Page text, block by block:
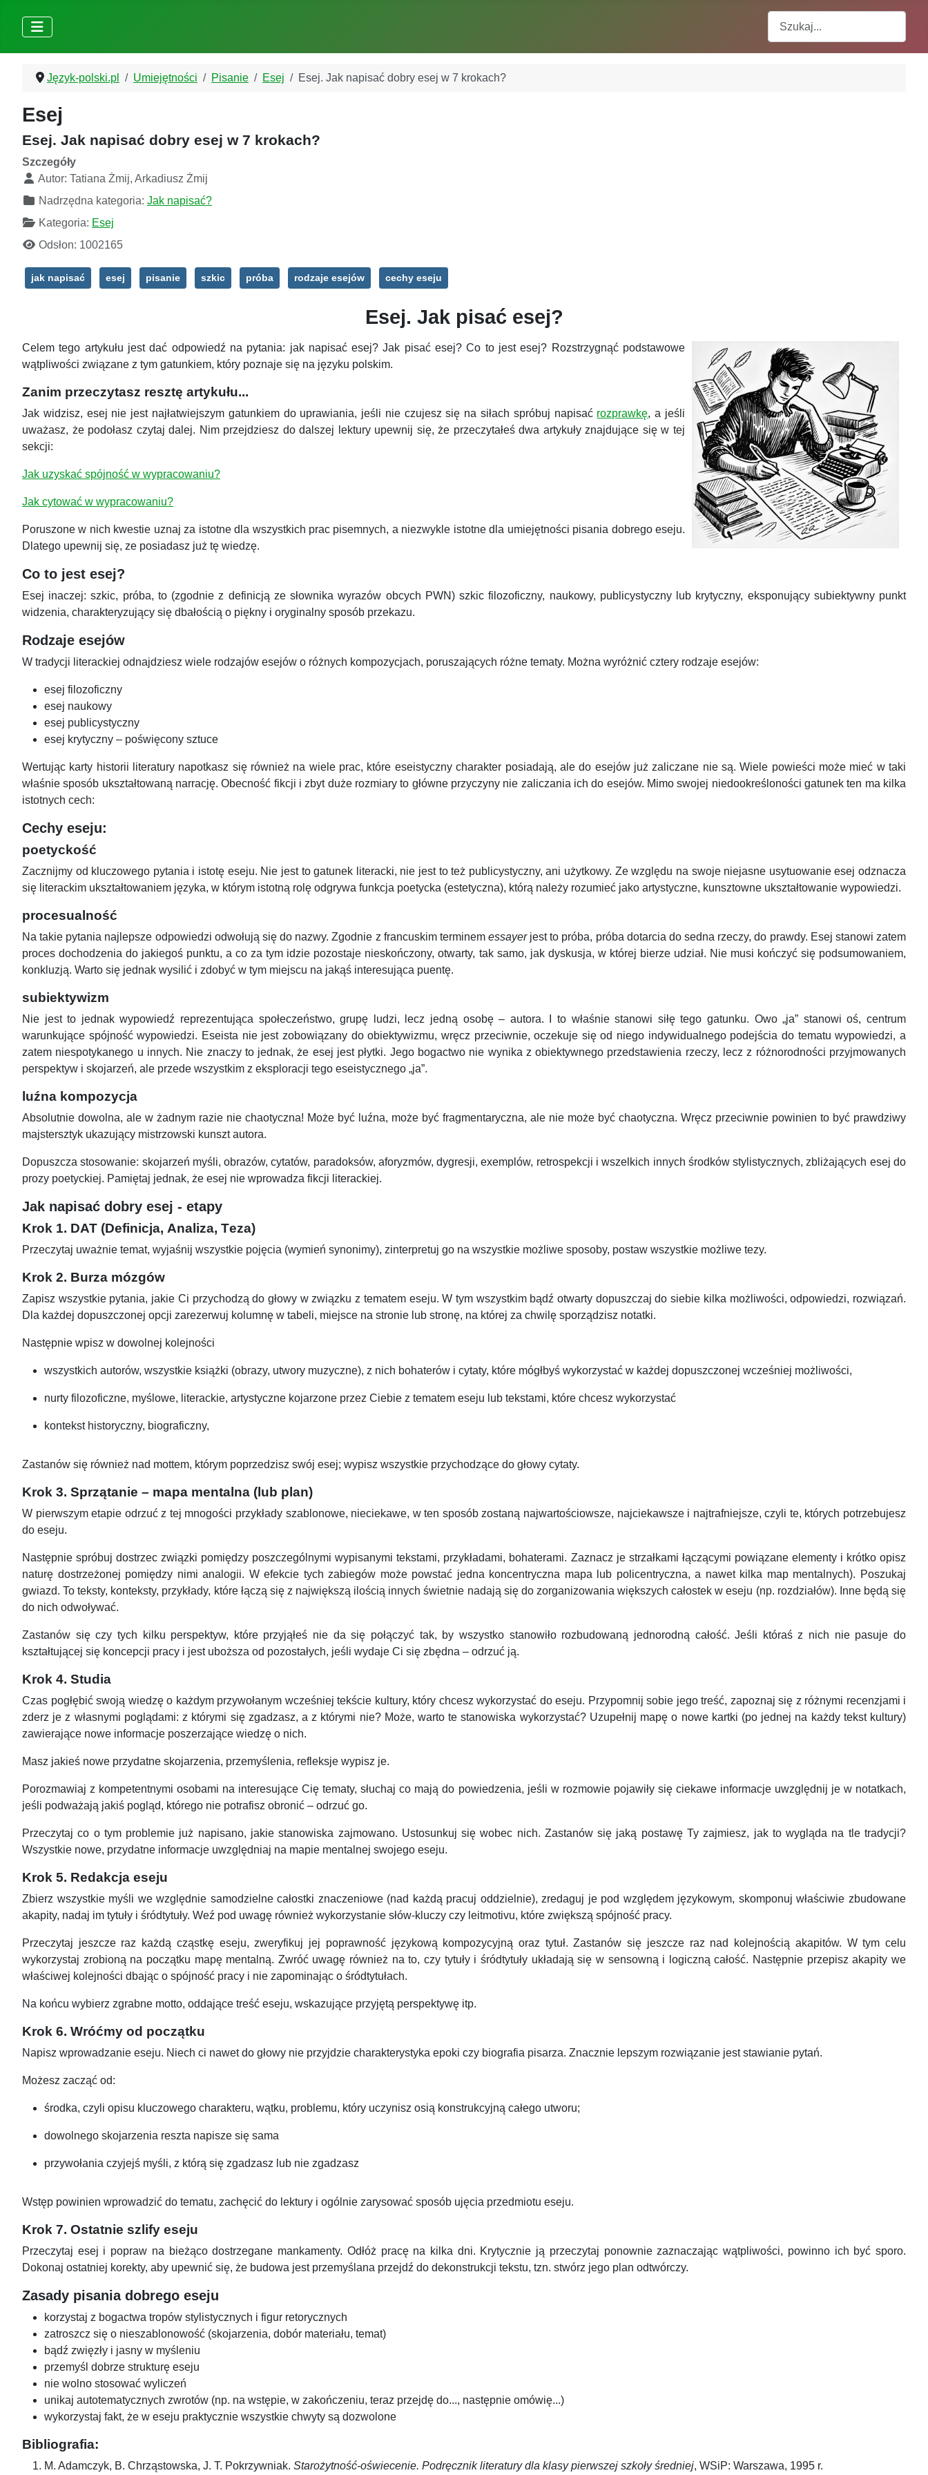
Język-polski.pl Umiejętności Pisanie Esej Esej. Jak napisać dobry esej w 7 krokach?
Esej
Esej. Jak napisać dobry esej w 7 krokach?
Szczegóły
Autor: Tatiana Żmij, Arkadiusz Żmij
Nadrzędna kategoria: Jak napisać?
Kategoria: Esej
Odsłon: 1002165
jak napisać esej pisanie szkic próba rodzaje esejów cechy eseju
Esej. Jak pisać esej?
Celem tego artykułu jest dać odpowiedź na pytania: jak napisać esej? Jak pisać esej? Co to jest esej? Rozstrzygnąć podstawowe
wątpliwości związane z tym gatunkiem, który poznaje się na języku polskim.
Zanim przeczytasz resztę artykułu...
Jak widzisz, esej nie jest najłatwiejszym gatunkiem do uprawiania, jeśli nie czujesz się na siłach spróbuj napisać rozprawkę, a jeśli
uważasz, że podołasz czytaj dalej. Nim przejdziesz do dalszej lektury upewnij się, że przeczytałeś dwa artykuły znajdujące się w tej
sekcji:
Jak uzyskać spójność w wypracowaniu?
Jak cytować w wypracowaniu?
Poruszone w nich kwestie uznaj za istotne dla wszystkich prac pisemnych, a niezwykle istotne dla umiejętności pisania dobrego eseju.
Dlatego upewnij się, ze posiadasz już tę wiedzę.
Co to jest esej?
Esej inaczej: szkic, próba, to (zgodnie z definicją ze słownika wyrazów obcych PWN) szkic filozoficzny, naukowy, publicystyczny lub krytyczny, eksponujący subiektywny punkt
widzenia, charakteryzujący się dbałością o piękny i oryginalny sposób przekazu.
Rodzaje esejów
W tradycji literackiej odnajdziesz wiele rodzajów esejów o różnych kompozycjach, poruszających różne tematy. Można wyróżnić cztery rodzaje esejów:
esej filozoficzny
esej naukowy
esej publicystyczny
esej krytyczny – poświęcony sztuce
Wertując karty historii literatury napotkasz się również na wiele prac, które eseistyczny charakter posiadają, ale do esejów już zaliczane nie są. Wiele powieści może mieć w taki
właśnie sposób ukształtowaną narrację. Obecność fikcji i zbyt duże rozmiary to główne przyczyny nie zaliczania ich do esejów. Mimo swojej niedookreśloności gatunek ten ma kilka
istotnych cech:
Cechy eseju:
poetyckość
Zacznijmy od kluczowego pytania i istotę eseju. Nie jest to gatunek literacki, nie jest to też publicystyczny, ani użytkowy. Ze względu na swoje niejasne usytuowanie esej odznacza
się literackim ukształtowaniem języka, w którym istotną rolę odgrywa funkcja poetycka (estetyczna), którą należy rozumieć jako artystyczne, kunsztowne ukształtowanie wypowiedzi.
procesualność
Na takie pytania najlepsze odpowiedzi odwołują się do nazwy. Zgodnie z francuskim terminem essayerjest to próba, próba dotarcia do sedna rzeczy, do prawdy. Esej stanowi zatem
proces dochodzenia do jakiegoś punktu, a co za tym idzie pozostaje nieskończony, otwarty, tak samo, jak dyskusja, w której bierze udział. Nie musi kończyć się podsumowaniem,
konkluzją. Warto się jednak wysilić i zdobyć w tym miejscu na jakąś interesująca puentę.
subiektywizm
Nie jest to jednak wypowiedź reprezentująca społeczeństwo, grupę ludzi, lecz jedną osobę – autora. I to właśnie stanowi siłę tego gatunku. Owo „ja” stanowi oś, centrum
warunkujące spójność wypowiedzi. Eseista nie jest zobowiązany do obiektywizmu, wręcz przeciwnie, oczekuje się od niego indywidualnego podejścia do tematu wypowiedzi, a
zatem niespotykanego u innych. Nie znaczy to jednak, że esej jest płytki. Jego bogactwo nie wynika z obiektywnego przedstawienia rzeczy, lecz z różnorodności przyjmowanych
perspektyw i skojarzeń, ale przede wszystkim z eksploracji tego eseistycznego „ja”.
luźna kompozycja
Absolutnie dowolna, ale w żadnym razie nie chaotyczna! Może być luźna, może być fragmentaryczna, ale nie może być chaotyczna. Wręcz przeciwnie powinien to być prawdziwy
majstersztyk ukazujący mistrzowski kunszt autora.
Dopuszcza stosowanie: skojarzeń myśli, obrazów, cytatów, paradoksów, aforyzmów, dygresji, exemplów, retrospekcji i wszelkich innych środków stylistycznych, zbliżających esej do
prozy poetyckiej. Pamiętaj jednak, że esej nie wprowadza fikcji literackiej.
Jak napisać dobry esej - etapy
Krok 1. DAT (Definicja, Analiza, Teza)
Przeczytaj uważnie temat, wyjaśnij wszystkie pojęcia (wymień synonimy), zinterpretuj go na wszystkie możliwe sposoby, postaw wszystkie możliwe tezy.
Krok 2. Burza mózgów
Zapisz wszystkie pytania, jakie Ci przychodzą do głowy w związku z tematem eseju. W tym wszystkim bądź otwarty dopuszczaj do siebie kilka możliwości, odpowiedzi, rozwiązań.
Dla każdej dopuszczonej opcji zarezerwuj kolumnę w tabeli, miejsce na stronie lub stronę, na której za chwilę sporządzisz notatki.
Następnie wpisz w dowolnej kolejności
wszystkich autorów, wszystkie książki (obrazy, utwory muzyczne), z nich bohaterów i cytaty, które mógłbyś wykorzystać w każdej dopuszczonej wcześniej możliwości,
nurty filozoficzne, myślowe, literackie, artystyczne kojarzone przez Ciebie z tematem eseju lub tekstami, które chcesz wykorzystać
kontekst historyczny, biograficzny,
Zastanów się również nad mottem, którym poprzedzisz swój esej; wypisz wszystkie przychodzące do głowy cytaty.
Krok 3. Sprzątanie – mapa mentalna (lub plan)
W pierwszym etapie odrzuć z tej mnogości przykłady szablonowe, nieciekawe, w ten sposób zostaną najwartościowsze, najciekawsze i najtrafniejsze, czyli te, których potrzebujesz
do eseju.
Następnie spróbuj dostrzec związki pomiędzy poszczególnymi wypisanymi tekstami, przykładami, bohaterami. Zaznacz je strzałkami łączącymi powiązane elementy i krótko opisz
naturę dostrzeżonej pomiędzy nimi analogii. W efekcie tych zabiegów może powstać jedna koncentryczna mapa lub policentryczna, a nawet kilka map mentalnych). Poszukaj
gwiazd. To teksty, konteksty, przykłady, które łączą się z największą ilością innych świetnie nadają się do zorganizowania większych całostek w eseju (np. rozdziałów). Inne będą się
do nich odwoływać.
Zastanów się czy tych kilku perspektyw, które przyjąłeś nie da się połączyć tak, by wszystko stanowiło rozbudowaną jednorodną całość. Jeśli któraś z nich nie pasuje do
kształtującej się koncepcji pracy i jest uboższa od pozostałych, jeśli wydaje Ci się zbędna – odrzuć ją.
Krok 4. Studia
Czas pogłębić swoją wiedzę o każdym przywołanym wcześniej tekście kultury, który chcesz wykorzystać do eseju. Przypomnij sobie jego treść, zapoznaj się z różnymi recenzjami i
zderz je z własnymi poglądami: z którymi się zgadzasz, a z którymi nie? Może, warto te stanowiska wykorzystać? Uzupełnij mapę o nowe kartki (po jednej na każdy tekst kultury)
zawierające nowe informacje poszerzające wiedzę o nich.
Masz jakieś nowe przydatne skojarzenia, przemyślenia, refleksje wypisz je.
Porozmawiaj z kompetentnymi osobami na interesujące Cię tematy, słuchaj co mają do powiedzenia, jeśli w rozmowie pojawiły się ciekawe informacje uwzględnij je w notatkach,
jeśli podważają jakiś pogląd, którego nie potrafisz obronić – odrzuć go.
Przeczytaj co o tym problemie już napisano, jakie stanowiska zajmowano. Ustosunkuj się wobec nich. Zastanów się jaką postawę Ty zajmiesz, jak to wygląda na tle tradycji?
Wszystkie nowe, przydatne informacje uwzględniaj na mapie mentalnej swojego eseju.
Krok 5. Redakcja eseju
Zbierz wszystkie myśli we względnie samodzielne całostki znaczeniowe (nad każdą pracuj oddzielnie), zredaguj je pod względem językowym, skomponuj właściwie zbudowane
akapity, nadaj im tytuły i śródtytuły. Weź pod uwagę również wykorzystanie słów-kluczy czy leitmotivu, które zwiększą spójność pracy.
Przeczytaj jeszcze raz każdą cząstkę eseju, zweryfikuj jej poprawność językową kompozycyjną oraz tytuł. Zastanów się jeszcze raz nad kolejnością akapitów. W tym celu
wykorzystaj zrobioną na początku mapę mentalną. Zwróć uwagę również na to, czy tytuły i śródtytuły układają się w sensowną i logiczną całość. Następnie przepisz akapity we
właściwej kolejności dbając o spójność pracy i nie zapominając o śródtytułach.
Na końcu wybierz zgrabne motto, oddające treść eseju, wskazujące przyjętą perspektywę itp.
Krok 6. Wróćmy od początku
Napisz wprowadzanie eseju. Niech ci nawet do głowy nie przyjdzie charakterystyka epoki czy biografia pisarza. Znacznie lepszym rozwiązanie jest stawianie pytań.
Możesz zacząć od:
środka, czyli opisu kluczowego charakteru, wątku, problemu, który uczynisz osią konstrukcyjną całego utworu;
dowolnego skojarzenia reszta napisze się sama
przywołania czyjejś myśli, z którą się zgadzasz lub nie zgadzasz
Wstęp powinien wprowadzić do tematu, zachęcić do lektury i ogólnie zarysować sposób ujęcia przedmiotu eseju.
Krok 7. Ostatnie szlify eseju
Przeczytaj esej i popraw na bieżąco dostrzegane mankamenty. Odłóż pracę na kilka dni. Krytycznie ją przeczytaj ponownie zaznaczając wątpliwości, powinno ich być sporo.
Dokonaj ostatniej korekty, aby upewnić się, że budowa jest przemyślana przejdź do dekonstrukcji tekstu, tzn. stwórz jego plan odtwórczy.
Zasady pisania dobrego eseju
korzystaj z bogactwa tropów stylistycznych i figur retorycznych
zatroszcz się o nieszablonowość (skojarzenia, dobór materiału, temat)
bądź zwięzły i jasny w myśleniu
przemyśl dobrze strukturę eseju
nie wolno stosować wyliczeń
unikaj autotematycznych zwrotów (np. na wstępie, w zakończeniu, teraz przejdę do..., następnie omówię...)
wykorzystaj fakt, że w eseju praktycznie wszystkie chwyty są dozwolone
Bibliografia:
M. Adamczyk, B. Chrząstowska, J. T. Pokrzywniak. Starożytność-oświecenie. Podręcznik literatury dla klasy pierwszej szkoły średniej, WSiP: Warszawa, 1995 r.